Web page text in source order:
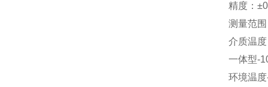
精度：
测量范
介质温
一体型-
环境温度